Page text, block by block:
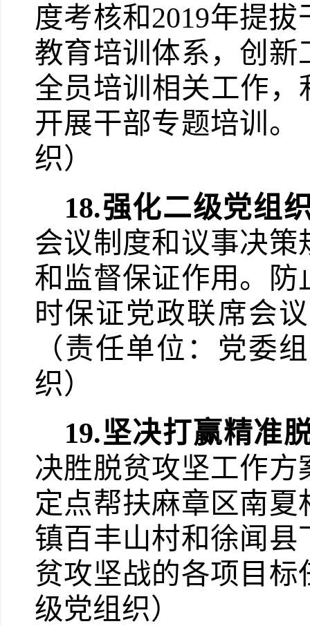
度考核和2019年提拔
教育培训体系，创
全员培训相关工作，
开展干部专题培训
织）
18.强化二级党组
会议制度和议事决
和监督保证作用。
时保证党政联席会
（责任单位：党委
织）
19.坚决打赢精准
决胜脱贫攻坚工作
定点帮扶麻章区南
镇百丰山村和徐闻
贫攻坚战的各项目
级党组织）